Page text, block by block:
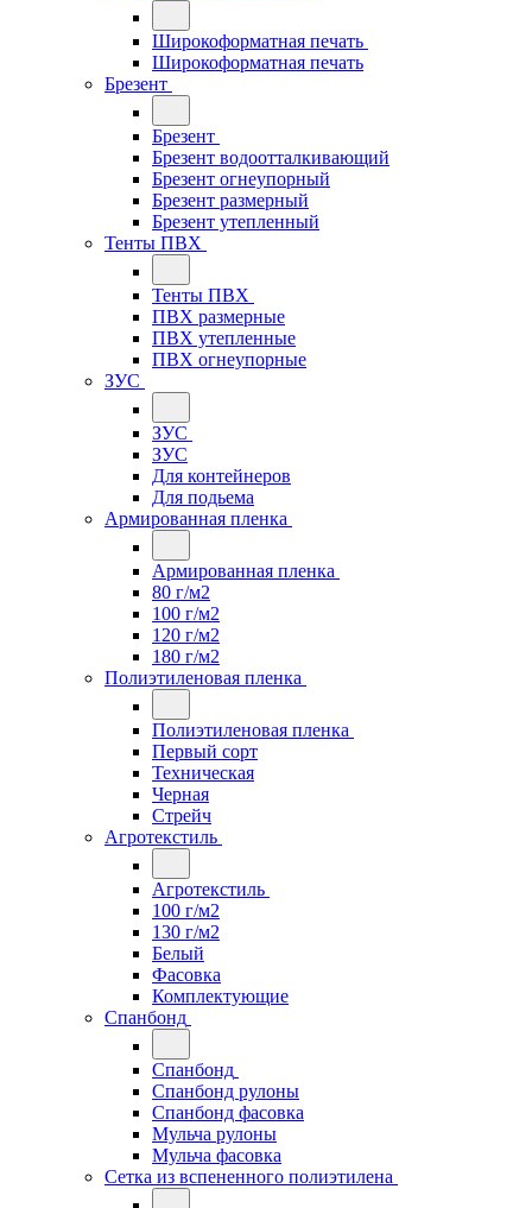
Широкоформатная печать
Широкоформатная печать
Брезент
Брезент
Брезент водоотталкивающий
Брезент огнеупорный
Брезент размерный
Брезент утепленный
Тенты ПВХ
Тенты ПВХ
ПВХ размерные
ПВХ утепленные
ПВХ огнеупорные
ЗУС
ЗУС
ЗУС
Для контейнеров
Для подьема
Армированная пленка
Армированная пленка
80 г/м2
100 г/м2
120 г/м2
180 г/м2
Полиэтиленовая пленка
Полиэтиленовая пленка
Первый сорт
Техническая
Черная
Стрейч
Агротекстиль
Агротекстиль
100 г/м2
130 г/м2
Белый
Фасовка
Комплектующие
Спанбонд
Спанбонд
Спанбонд рулоны
Спанбонд фасовка
Мульча рулоны
Мульча фасовка
Сетка из вспененного полиэтилена